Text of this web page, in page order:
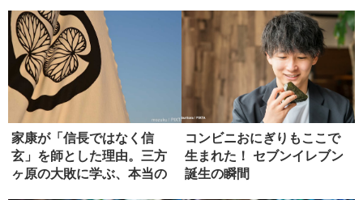
家康が「信長ではなく信
玄」を師とした理由。三方
ヶ原の大敗に学ぶ、本当の
コンビニおにぎりもここで
生まれた！ セブンイレブン
誕生の瞬間